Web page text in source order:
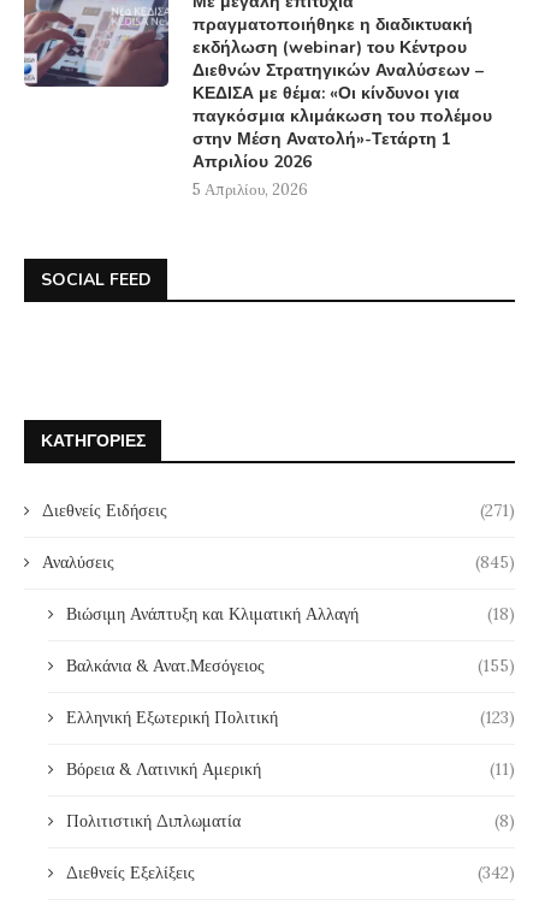
πραγματοποιήθηκε η διαδικτυακή
εκδήλωση (webinar) του Κέντρου
Διεθνών Στρατηγικών Αναλύσεων –
ΚΕΔΙΣΑ με θέμα: «Οι κίνδυνοι για
παγκόσμια κλιμάκωση του πολέμου
στην Μέση Ανατολή»-Τετάρτη 1
Απριλίου 2026
5 Απριλίου, 2026
SOCIAL FEED
ΚΑΤΗΓΟΡΊΕΣ
Διεθνείς Ειδήσεις (271)
Αναλύσεις (845)
Βιώσιμη Ανάπτυξη και Κλιματική Αλλαγή (18)
Βαλκάνια & Ανατ.Μεσόγειος (155)
Ελληνική Εξωτερική Πολιτική (123)
Βόρεια & Λατινική Αμερική (11)
Πολιτιστική Διπλωματία (8)
Διεθνείς Εξελίξεις (342)